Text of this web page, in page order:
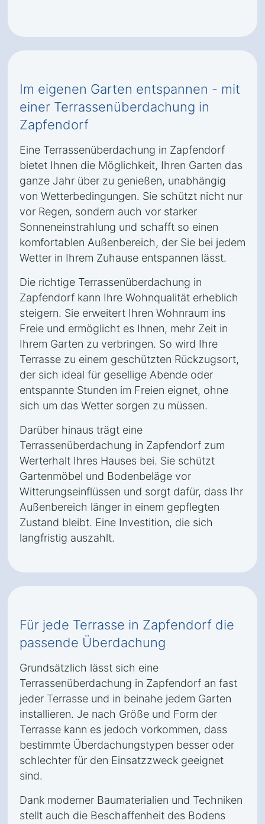
Im eigenen Garten entspannen - mit
einer Terrassenüberdachung in
Zapfendorf
Eine Terrassenüberdachung in Zapfendorf
bietet Ihnen die Möglichkeit, Ihren Garten das
ganze Jahr über zu genießen, unabhängig
von Wetterbedingungen. Sie schützt nicht nur
vor Regen, sondern auch vor starker
Sonneneinstrahlung und schafft so einen
komfortablen Außenbereich, der Sie bei jedem
Wetter in Ihrem Zuhause entspannen lässt.
Die richtige Terrassenüberdachung in
Zapfendorf kann Ihre Wohnqualität erheblich
steigern. Sie erweitert Ihren Wohnraum ins
Freie und ermöglicht es Ihnen, mehr Zeit in
Ihrem Garten zu verbringen. So wird Ihre
Terrasse zu einem geschützten Rückzugsort,
der sich ideal für gesellige Abende oder
entspannte Stunden im Freien eignet, ohne
sich um das Wetter sorgen zu müssen.
Darüber hinaus trägt eine
Terrassenüberdachung in Zapfendorf zum
Werterhalt Ihres Hauses bei. Sie schützt
Gartenmöbel und Bodenbeläge vor
Witterungseinflüssen und sorgt dafür, dass Ihr
Außenbereich länger in einem gepflegten
Zustand bleibt. Eine Investition, die sich
langfristig auszahlt.
Für jede Terrasse in Zapfendorf die
passende Überdachung
Grundsätzlich lässt sich eine
Terrassenüberdachung in Zapfendorf an fast
jeder Terrasse und in beinahe jedem Garten
installieren. Je nach Größe und Form der
Terrasse kann es jedoch vorkommen, dass
bestimmte Überdachungstypen besser oder
schlechter für den Einsatzzweck geeignet
sind.
Dank moderner Baumaterialien und Techniken
stellt auch die Beschaffenheit des Bodens